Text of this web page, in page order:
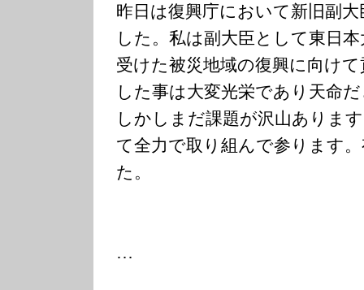
昨日は復興庁において新旧副
した。私は副大臣として東日
受けた被災地域の復興に向け
した事は大変光栄であり天命
しかしまだ課題が沢山ありま
て全力で取り組んで参ります
た。
…